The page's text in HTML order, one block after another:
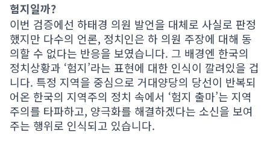
험지일까?
이번 검증에선 하태경 의원 발언을 대체로 사실로 판정
했지만 다수의 언론, 정치인은 하 의원 주장에 대해 동
의할 수 없다는 반응을 보였습니다. 그 배경엔 한국의
정치상황과 ‘험지’라는 표현에 대한 인식이 깔려있을 겁
니다. 특정 지역을 중심으로 거대양당의 당선이 반복되
어온 한국의 지역주의 정치 속에서 ‘험지 출마’는 지역
주의를 타파하고, 양극화를 해결하겠다는 소신을 보여
주는 행위로 인식되고 있습니다.